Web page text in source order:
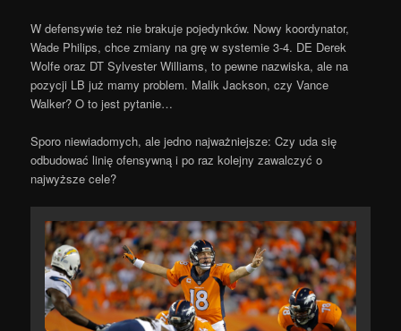
W defensywie też nie brakuje pojedynków. Nowy koordynator,
Wade Philips, chce zmiany na grę w systemie 3-4. DE Derek
Wolfe oraz DT Sylvester Williams, to pewne nazwiska, ale na
pozycji LB już mamy problem. Malik Jackson, czy Vance
Walker? O to jest pytanie…
Sporo niewiadomych, ale jedno najważniejsze: Czy uda się
odbudować linię ofensywną i po raz kolejny zawalczyć o
najwyższe cele?